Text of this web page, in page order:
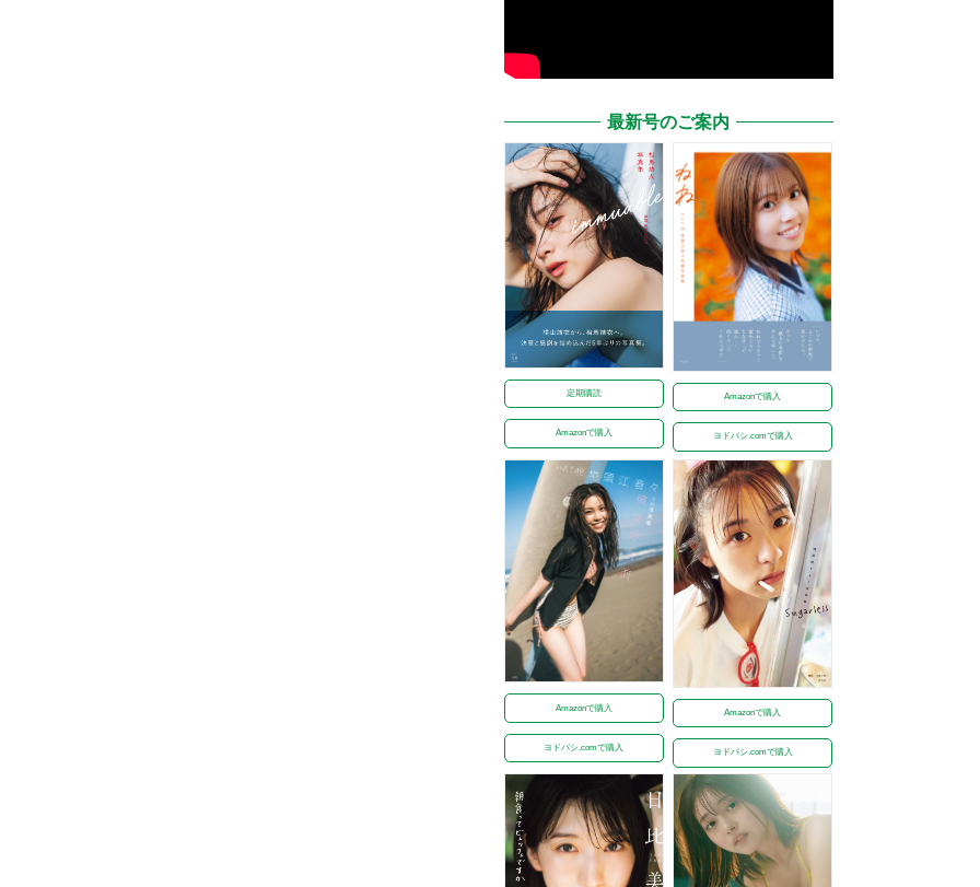
最新号のご案内
定期購読
Amazonで購入
Amazonで購入
ヨドバシ.comで購入
Amazonで購入
ヨドバシ.comで購入
Amazonで購入
ヨドバシ.comで購入